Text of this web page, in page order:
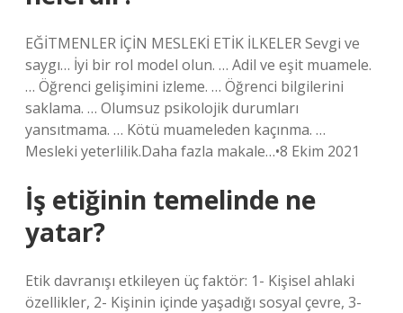
EĞİTMENLER İÇİN MESLEKİ ETİK İLKELER Sevgi ve
saygı… İyi bir rol model olun. … Adil ve eşit muamele.
… Öğrenci gelişimini izleme. … Öğrenci bilgilerini
saklama. … Olumsuz psikolojik durumları
yansıtmama. … Kötü muameleden kaçınma. …
Mesleki yeterlilik.Daha fazla makale…•8 Ekim 2021
İş etiğinin temelinde ne
yatar?
Etik davranışı etkileyen üç faktör: 1- Kişisel ahlaki
özellikler, 2- Kişinin içinde yaşadığı sosyal çevre, 3-